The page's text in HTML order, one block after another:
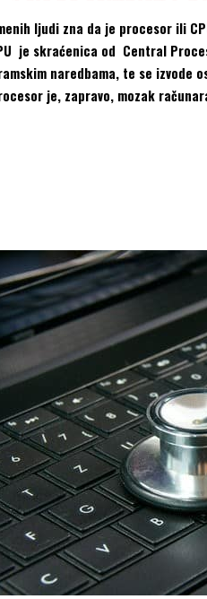
ljudi zna da je procesor ili
je skraćenica od Central
naredbama, te se izvode
je, zapravo, mozak